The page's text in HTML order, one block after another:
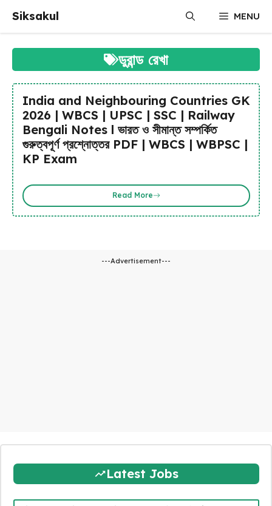
content
Siksakul MENU
ডুরান্ড রেখা
India and Neighbouring Countries GK
2026 | WBCS | UPSC | SSC | Railway
Bengali Notes l ভারত ও সীমান্ত সম্পর্কিত
গুরুত্বপূর্ণ প্রশ্নোত্তর PDF | WBCS | WBPSC |
KP Exam
Read More
---Advertisement---
Latest Jobs